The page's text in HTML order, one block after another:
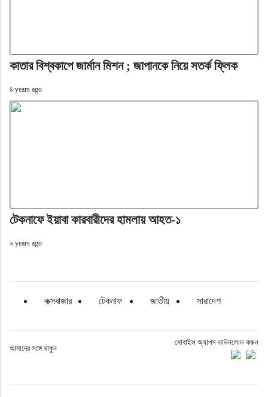
কাতার বিশ্বকাপে জার্মান মিশন ; জাপানকে নিয়ে সতর্ক ফ্লিক
৪ years ago
টেকনাফে ইয়াবা কারবারীদের হামলায় আহত-১
৬ years ago
কক্সবাজার টেকনাফ জাতীয় সারাদেশ
আমাদের সঙ্গে থাকুন
মোবাইল অ্যাপস ডাউনলোড করুন